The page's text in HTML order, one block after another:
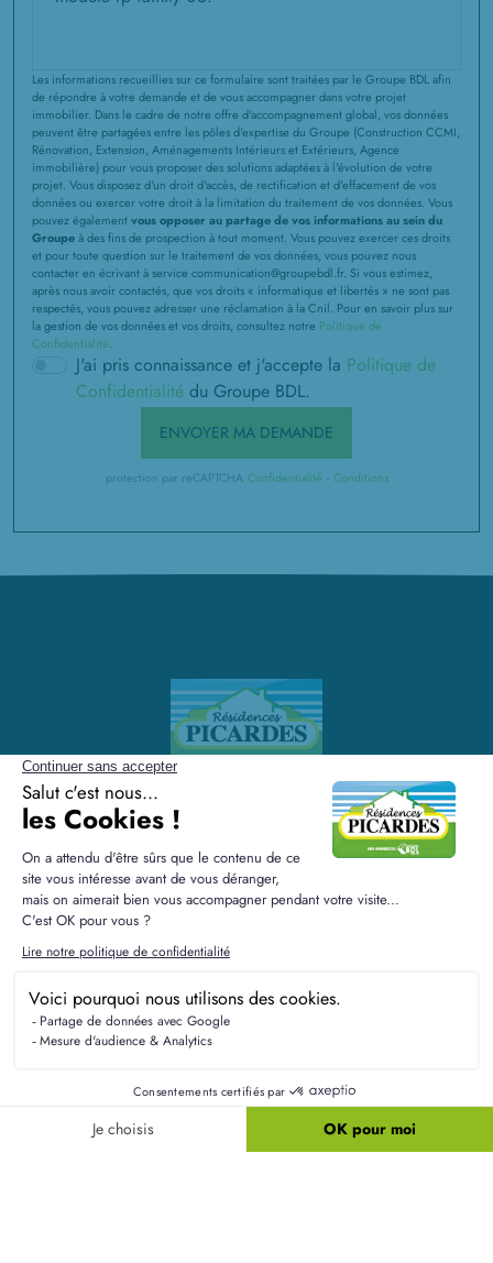
Les informations recueillies sur ce formulaire sont traitées par le Groupe BDL afin
de répondre à votre demande et de vous accompagner dans votre projet
immobilier. Dans le cadre de notre offre d'accompagnement global, vos données
peuvent être partagées entre les pôles d'expertise du Groupe (Construction CCMI,
Rénovation, Extension, Aménagements Intérieurs et Extérieurs, Agence
immobilière) pour vous proposer des solutions adaptées à l'évolution de votre
projet. Vous disposez d'un droit d'accès, de rectification et d'effacement de vos
données ou exercer votre droit à la limitation du traitement de vos données. Vous
pouvez égalementvous opposer au partage de vos informations au sein du
Groupeà des fins de prospection à tout moment. Vous pouvez exercer ces droits
et pour toute question sur le traitement de vos données, vous pouvez nous
contacter en écrivant à service communication@groupebdl.fr. Si vous estimez,
après nous avoir contactés, que vos droits « informatique et libertés » ne sont pas
respectés, vous pouvez adresser une réclamation à la Cnil. Pour en savoir plus sur
la gestion de vos données et vos droits, consultez notre Politique de
Confidentialité.
J'ai pris connaissance et j'accepte la Politique de
Confidentialité du Groupe BDL.
ENVOYER MA DEMANDE
protection par reCAPTCHA Confidentialité - Conditions
Résidences Picardes est le 1er constructeur régional de
maisons individuelles dans la Picardie
Liens utiles
Newsletter
Mentions légales
Vie privée
Plan du site
Nos maisons + terrains
Nos agences